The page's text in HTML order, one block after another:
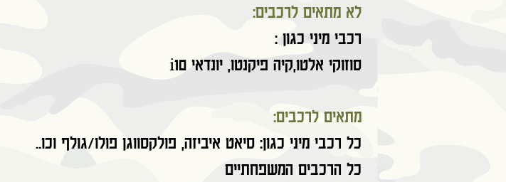
:לא מתאים לרכבים
: רכבי מיני כגון
i10 סוזוקי אלטו,קיה פיקנטו, יונדאי
:מתאים לרכבים
..כל רכבי מיני כגון: סיאט איביזה, פולקסווגן פולו/גולף וכו
כל הרכבים המשפחתיים